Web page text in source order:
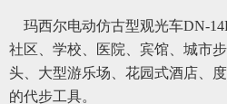
玛西尔电动仿古型观光车DN-
社区、学校、医院、宾馆、城市
头、大型游乐场、花园式酒店、
的代步工具。